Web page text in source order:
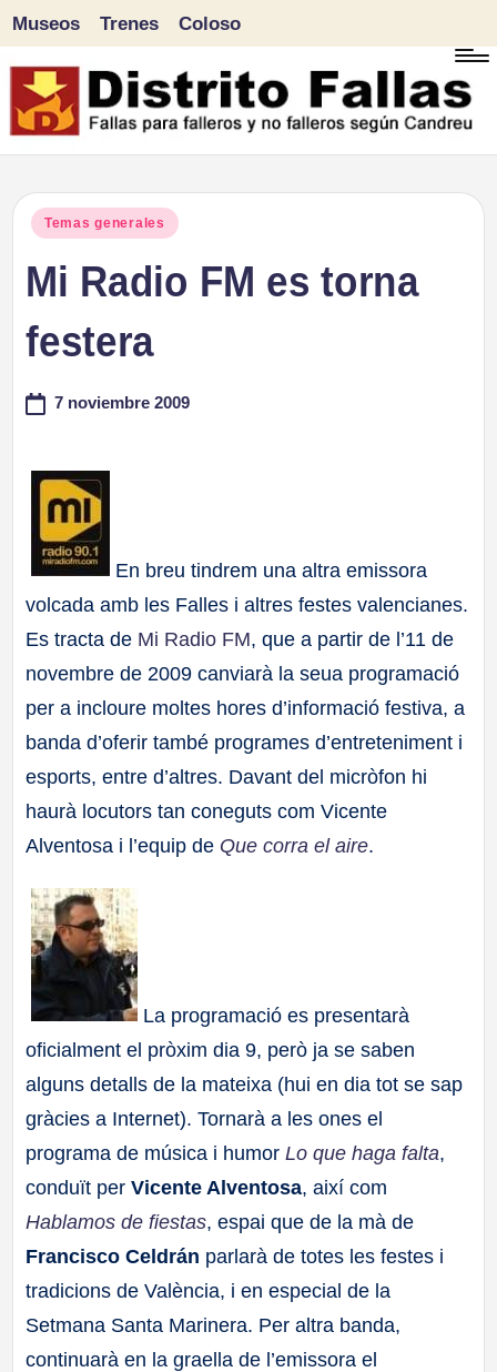
Saltar
al
Museos Trenes Coloso
Publicado
Temas generales
Mi Radio FM es torna
festera
7 noviembre 2009
En breu tindrem una altra emissora
volcada amb les Falles i altres festes valencianes.
Es tracta de Mi Radio FM, que a partir de l’11 de
novembre de 2009 canviarà la seua programació
per a incloure moltes hores d’informació festiva, a
banda d’oferir també programes d’entreteniment i
esports, entre d’altres. Davant del micròfon hi
haurà locutors tan coneguts com Vicente
Alventosa i l’equip de Que corra el aire.
La programació es presentarà
oficialment el pròxim dia 9, però ja se saben
alguns detalls de la mateixa (hui en dia tot se sap
gràcies a Internet). Tornarà a les ones el
programa de música i humorLo que haga falta,
conduït perVicente Alventosa, així com
Hablamos de fiestas, espai que de la mà de
Francisco Celdrán parlarà de totes les festes i
tradicions de València, i en especial de la
Setmana Santa Marinera. Per altra banda,
continuarà en la graella de l’emissora el